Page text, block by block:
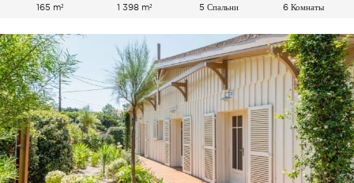
165 m² 1 398 m² 5 Спальни 6 Комнаты